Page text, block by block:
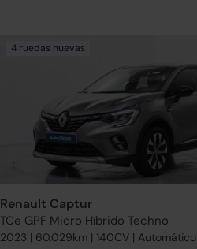
4 ruedas nuevas
Renault Captur
TCe GPF Micro Híbrido Techno
2023 | 60.029km | 140CV | Automático